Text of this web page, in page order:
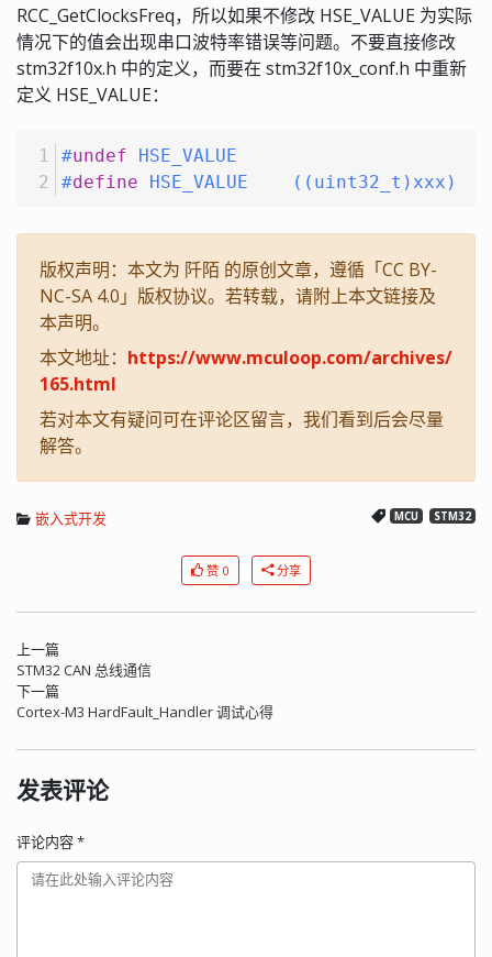
RCC_GetClocksFreq，所以如果不修改 HSE_VALUE 为实际
情况下的值会出现串口波特率错误等问题。不要直接修改
stm32f10x.h 中的定义，而要在 stm32f10x_conf.h 中重新
定义 HSE_VALUE：
#undef HSE_VALUE
#define HSE_VALUE    ((uint32_t)xxx)
版权声明：本文为 阡陌 的原创文章，遵循「CC BY-
NC-SA 4.0」版权协议。若转载，请附上本文链接及
本声明。
本文地址： https://www.mculoop.com/archives/
165.html
若对本文有疑问可在评论区留言，我们看到后会尽量
解答。
嵌入式开发 MCU STM32
赞 0 分享
上一篇
STM32 CAN 总线通信
下一篇
Cortex-M3 HardFault_Handler 调试心得
发表评论
评论内容*